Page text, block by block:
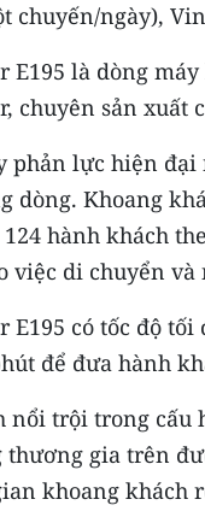
chuyến/ngày),
E195 là dòng
chuyên sản xuất
phản lực hiện đại
dòng. Khoang
hành khách
việc di chuyển
E195 có tốc độ
để đưa hành
nổi trội trong cấu
thương gia trên
khoang khách